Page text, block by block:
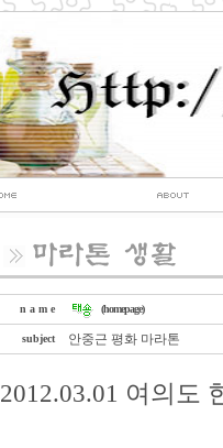
n a m e (homepage)
subject 안중근 평화 마라톤
2012.03.01 여의도